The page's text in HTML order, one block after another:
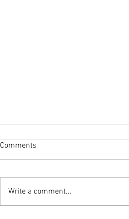
新盤平均面積見回升 [香港經
的房屋指標不應只停留於「興建多
少個單位」的數量層面，而應涵蓋
Comments
Write a comment...